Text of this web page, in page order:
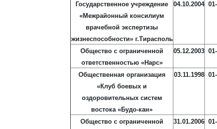
Государственное учреждение
«Межрайонный консилиум
врачебной экспертизы
жизнеспособности» г.Тирасполь
04.10.2004
Общество с ограниченной
ответственностью «Нарс»
05.12.2003
Общественная организация
«Клуб боевых и
оздоровительных систем
востока «Будо-кан»
03.11.1998
Общество с ограниченной
31.01.2006